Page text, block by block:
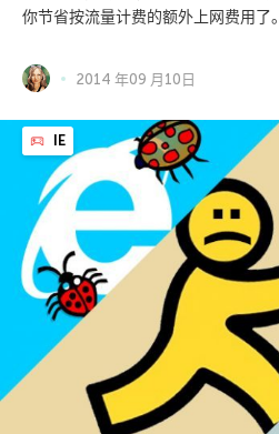
你节省按流量计费的额外上网费用了。
2014 年09 月10日
IE